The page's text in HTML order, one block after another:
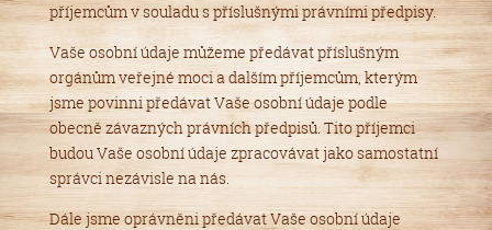
příjemcům v souladu s příslušnými právními předpisy.
Vaše osobní údaje můžeme předávat příslušným
orgánům veřejné moci a dalším příjemcům, kterým
jsme povinni předávat Vaše osobní údaje podle
obecně závazných právních předpisů. Tito příjemci
budou Vaše osobní údaje zpracovávat jako samostatní
správci nezávisle na nás.
Dále jsme oprávněni předávat Vaše osobní údaje